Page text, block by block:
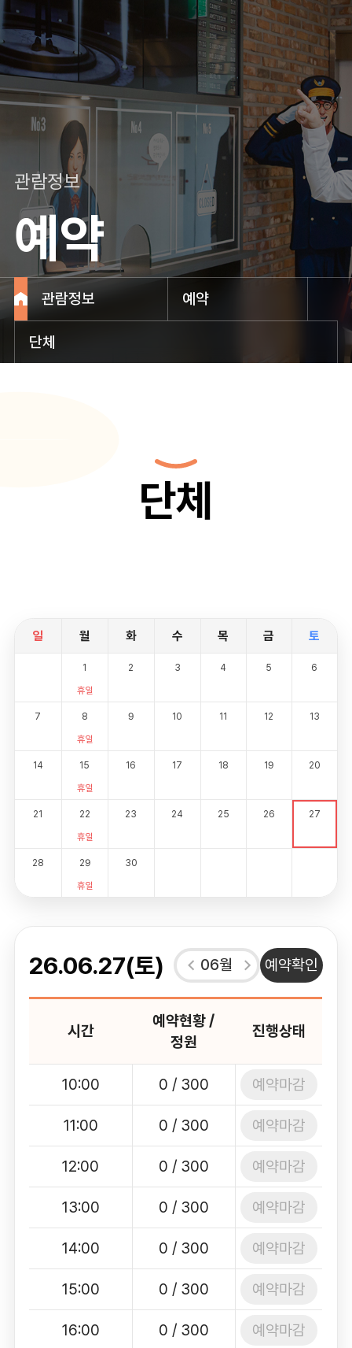
관람정보
예약
관람정보 예약
단체
단체
일 월 화 수 목 금 토
1
휴일
2 3 4 5 6
7
8
휴일
9 10 11 12 13
14
15
휴일
16 17 18 19 20
21
22
휴일
23 24 25 26 27
28
29
휴일
30
26.06.27(토) 06월 예약확인
시간
예약현황 /
정원
진행상태
10:00 0 / 300 예약마감
11:00 0 / 300 예약마감
12:00 0 / 300 예약마감
13:00 0 / 300 예약마감
14:00 0 / 300 예약마감
15:00 0 / 300 예약마감
16:00 0 / 300 예약마감